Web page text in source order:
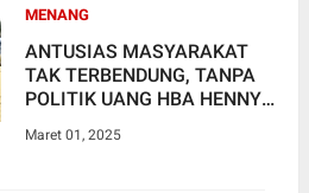
MENANG
ANTUSIAS MASYARAKAT
TAK TERBENDUNG, TANPA
POLITIK UANG HBA HENNY
Maret 01, 2025